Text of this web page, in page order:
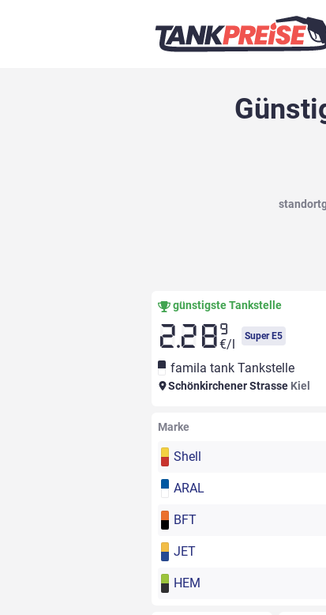
günstigste Tankstelle
2.28 9
€/l
Super E5
famila tank Tankstelle
Schönkirchener Strasse Kiel
Marke
Shell
ARAL
BFT
JET
HEM